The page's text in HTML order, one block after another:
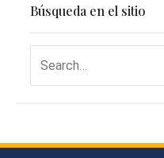
Búsqueda en el sitio